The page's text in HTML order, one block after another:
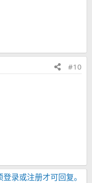
#10
登录或注册才可回复。